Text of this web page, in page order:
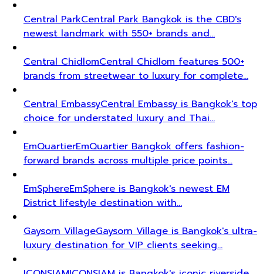
Central ParkCentral Park Bangkok is the CBD's
newest landmark with 550+ brands and…
Central ChidlomCentral Chidlom features 500+
brands from streetwear to luxury for complete…
Central EmbassyCentral Embassy is Bangkok's top
choice for understated luxury and Thai…
EmQuartierEmQuartier Bangkok offers fashion-
forward brands across multiple price points…
EmSphereEmSphere is Bangkok's newest EM
District lifestyle destination with…
Gaysorn VillageGaysorn Village is Bangkok's ultra-
luxury destination for VIP clients seeking…